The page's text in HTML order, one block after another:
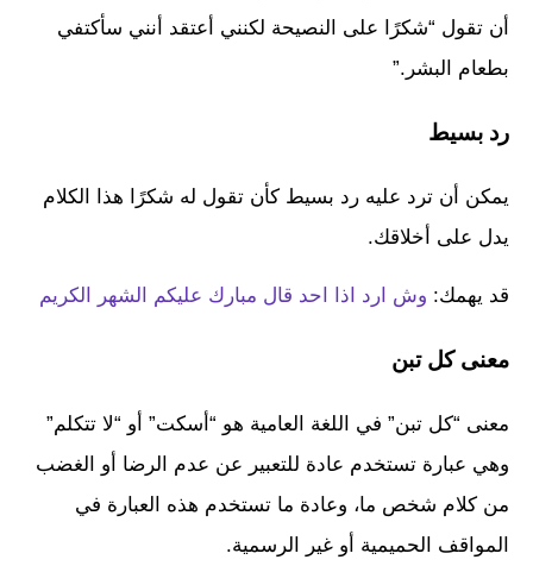
أن تقول “شكرًا على النصيحة لكنني أعتقد أنني سأكتفي
بطعام البشر.”
رد بسيط
يمكن أن ترد عليه رد بسيط كأن تقول له شكرًا هذا الكلام
يدل على أخلاقك.
قد يهمك: وش ارد اذا احد قال مبارك عليكم الشهر الكريم
معنى كل تبن
معنى “كل تبن” في اللغة العامية هو “أسكت” أو “لا تتكلم”
وهي عبارة تستخدم عادة للتعبير عن عدم الرضا أو الغضب
من كلام شخص ما، وعادة ما تستخدم هذه العبارة في
المواقف الحميمية أو غير الرسمية.